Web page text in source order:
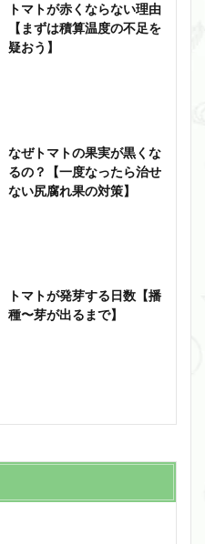
トマトが赤くならない理由
【まずは積算温度の不足を
疑おう】
なぜトマトの果実が黒くな
るの？【一度なったら治せ
ない尻腐れ果の対策】
トマトが発芽する日数【播
種〜芽が出るまで】